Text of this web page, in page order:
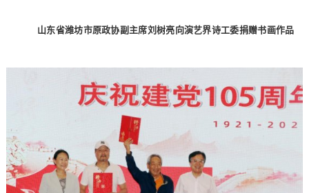
山东省潍坊市原政协副主席刘树亮向演艺界诗工委捐赠书画作品